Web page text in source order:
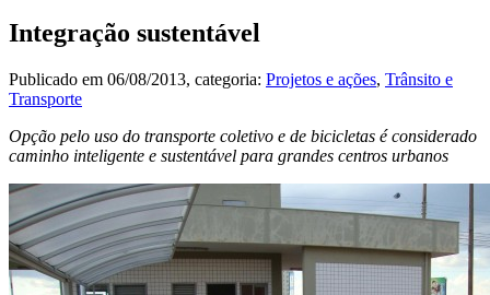
Integração sustentável
Publicado em 06/08/2013, categoria: Projetos e ações, Trânsito e
Transporte
Opção pelo uso do transporte coletivo e de bicicletas é considerado
caminho inteligente e sustentável para grandes centros urbanos